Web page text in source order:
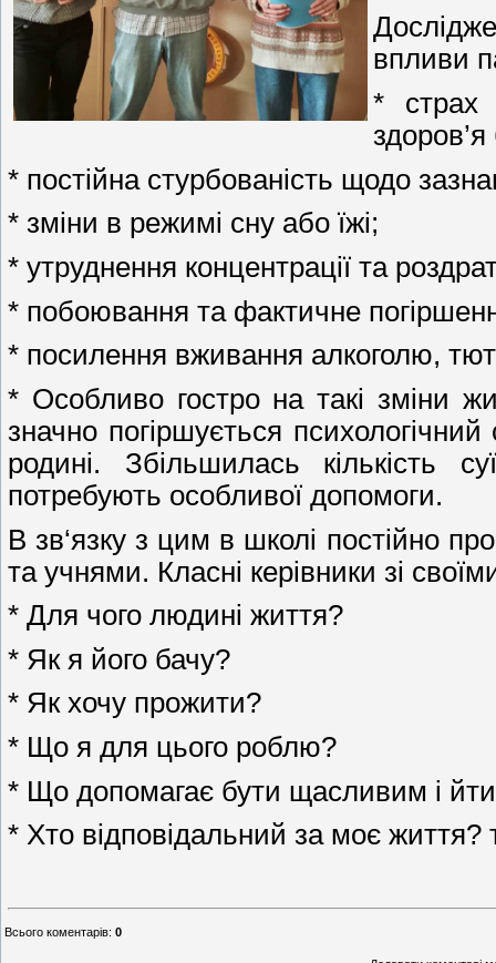
впливи
* страх
* постійна стурбованість щодо
* зміни в режимі сну або їжі;
* утруднення концентрації та
* побоювання та фактичне
* посилення вживання алкоголю,
* Особливо гостро на такі зміни
значно погіршується
родині. Збільшилась кількість
потребують особливої допомоги.
В зв‘язку з цим в школі постійно
та учнями. Класні керівники зі
* Для чого людині життя?
* Як я його бачу?
* Як хочу прожити?
* Що я для цього роблю?
* Що допомагає бути щасливим і
* Хто відповідальний за моє життя?
Всього коментарів: 0